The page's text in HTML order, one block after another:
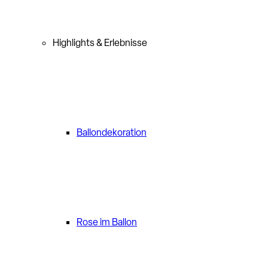
Highlights & Erlebnisse
Ballondekoration
Rose im Ballon